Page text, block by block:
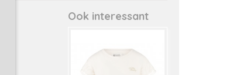
Ook interessant